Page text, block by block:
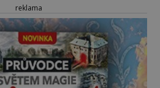
reklama